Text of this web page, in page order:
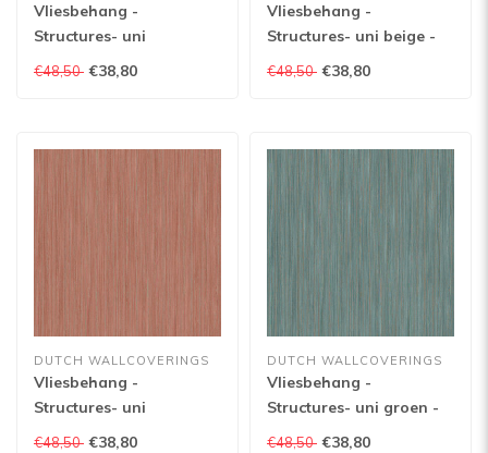
Vliesbehang -
Structures- uni
lichtbruin - M554-08
€48,50 €38,80
Vliesbehang -
Structures- uni beige -
M554-07
€48,50 €38,80
DUTCH WALLCOVERINGS
Vliesbehang -
Structures- uni
steenrood - M554-05
€48,50 €38,80
DUTCH WALLCOVERINGS
Vliesbehang -
Structures- uni groen -
M554-04
€48,50 €38,80